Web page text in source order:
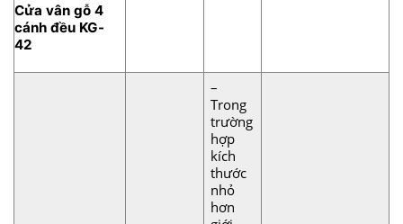
Cửa vân gỗ 4
cánh đều KG-
42
–
Trong
trường
hợp
kích
thước
nhỏ
hơn